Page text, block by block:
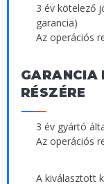
3 év kötelező
garancia)
Az operációs
GARANCIA
RÉSZÉRE
3 év gyártó
Az operációs
A kiválasztott